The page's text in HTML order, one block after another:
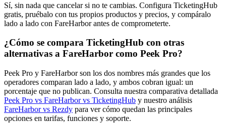
Sí, sin nada que cancelar si no te cambias. Configura TicketingHub
gratis, pruébalo con tus propios productos y precios, y compáralo
lado a lado con FareHarbor antes de comprometerte.
¿Cómo se compara TicketingHub con otras
alternativas a FareHarbor como Peek Pro?
Peek Pro y FareHarbor son los dos nombres más grandes que los
operadores comparan lado a lado, y ambos cobran igual: un
porcentaje que no publican. Consulta nuestra comparativa detallada
Peek Pro vs FareHarbor vs TicketingHub y nuestro análisis
FareHarbor vs Rezdy para ver cómo quedan las principales
opciones en tarifas, funciones y soporte.